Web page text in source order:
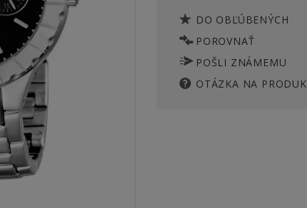
DO OBĽÚBENÝCH
POROVNAŤ
POŠLI ZNÁMEMU
OTÁZKA NA